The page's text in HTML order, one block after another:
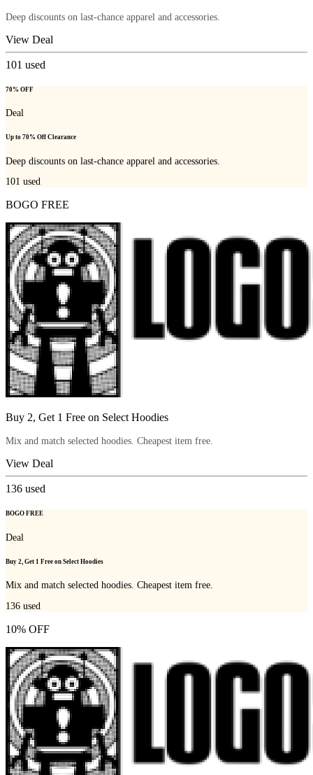
Deep discounts on last-chance apparel and accessories.
View Deal
101 used
70% OFF
Deal
Up to 70% Off Clearance
Deep discounts on last-chance apparel and accessories.
101 used
BOGO FREE
Buy 2, Get 1 Free on Select Hoodies
Mix and match selected hoodies. Cheapest item free.
View Deal
136 used
BOGO FREE
Deal
Buy 2, Get 1 Free on Select Hoodies
Mix and match selected hoodies. Cheapest item free.
136 used
10% OFF